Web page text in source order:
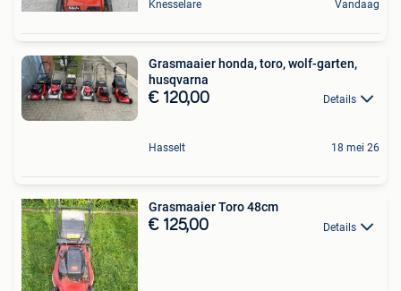
Knesselare Vandaag
Grasmaaier honda, toro, wolf-garten,
husqvarna
€ 120,00 Details
Hasselt 18 mei 26
Grasmaaier Toro 48cm
€ 125,00 Details